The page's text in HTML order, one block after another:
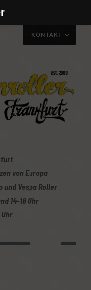
KONTAKT
von Europa
und Vespa Roller
14-18 Uhr
Uhr